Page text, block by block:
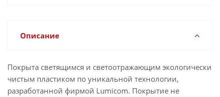
Описание
Покрыта светящимся и светоотражающим экологически
чистым пластиком по уникальной технологии,
разработанной фирмой Lumicom. Покрытие не